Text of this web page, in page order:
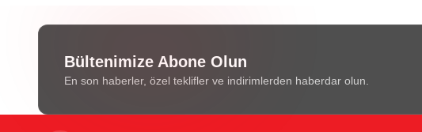
Bültenimize Abone Olun
En son haberler, özel teklifler ve indirimlerden haberdar olun.